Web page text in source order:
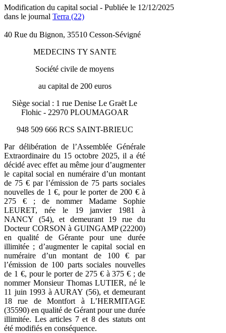
Modification du capital social - Publiée le 12/12/2025
dans le journal Terra (22)
40 Rue du Bignon, 35510 Cesson-Sévigné
MEDECINS TY SANTE
Société civile de moyens
au capital de 200 euros
Siège social : 1 rue Denise Le Graët Le
Flohic - 22970 PLOUMAGOAR
948 509 666 RCS SAINT-BRIEUC
Par délibération de l’Assemblée Générale
Extraordinaire du 15 octobre 2025, il a été
décidé avec effet au même jour d’augmenter
le capital social en numéraire d’un montant
de 75 € par l’émission de 75 parts sociales
nouvelles de 1 €, pour le porter de 200 € à
275 € ; de nommer Madame Sophie
LEURET, née le 19 janvier 1981 à
NANCY (54), et demeurant 19 rue du
Docteur CORSON à GUINGAMP (22200)
en qualité de Gérante pour une durée
illimitée ; d’augmenter le capital social en
numéraire d’un montant de 100 € par
l’émission de 100 parts sociales nouvelles
de 1 €, pour le porter de 275 € à 375 € ; de
nommer Monsieur Thomas LUTIER, né le
11 juin 1993 à AURAY (56), et demeurant
18 rue de Montfort à L’HERMITAGE
(35590) en qualité de Gérant pour une durée
illimitée. Les articles 7 et 8 des statuts ont
été modifiés en conséquence.